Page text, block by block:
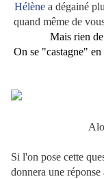
Hélène a dégainé
quand même de
Mais rien
On se "castagne"
Si l'on pose cette
donnera une